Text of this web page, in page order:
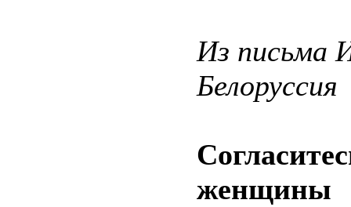
Из письма
Белоруссия
женщины